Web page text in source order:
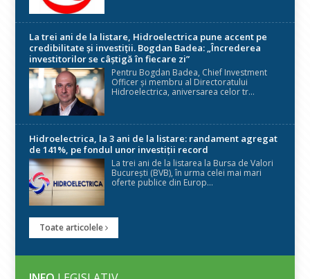
La trei ani de la listare, Hidroelectrica pune accent pe
credibilitate și investiții. Bogdan Badea: „Încrederea
investitorilor se câștigă în fiecare zi”
Pentru Bogdan Badea, Chief Investment
Officer și membru al Directoratului
Hidroelectrica, aniversarea celor tr...
Hidroelectrica, la 3 ani de la listare: randament agregat
de 141%, pe fondul unor investiții record
La trei ani de la listarea la Bursa de Valori
București (BVB), în urma celei mai mari
oferte publice din Europ...
Toate articolele